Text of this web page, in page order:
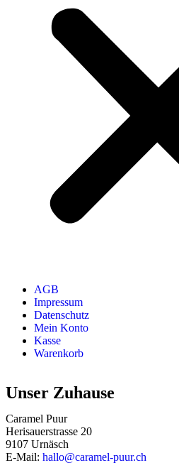
AGB
Impressum
Datenschutz
Mein Konto
Kasse
Warenkorb
Unser Zuhause
Caramel Puur
Herisauerstrasse 20
9107 Urnäsch
E-Mail: hallo@caramel-puur.ch